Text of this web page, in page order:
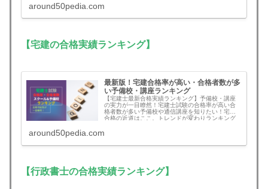
around50pedia.com
【宅建の合格実績ランキング】
最新版！宅建合格率が高い・合格者数が多
い予備校・講座ランキング
【宅建士最新合格実績ランキング】予備校・講座
の実力が一目瞭然！宅建士試験の合格率が高い合
格者数が多い予備校や通信講座を知りたい！宅建
合格の近道はここ。トレンドが変わりランキング
around50pedia.com
【行政書士の合格実績ランキング】